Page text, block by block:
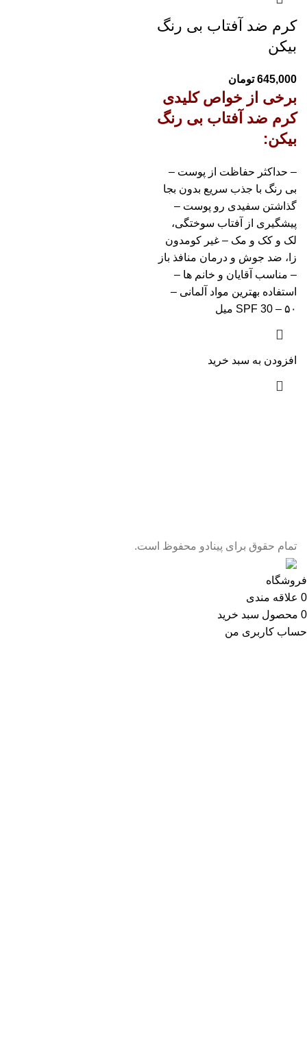
کرم ضد آفتاب بی رنگ
بیکن
645,000 تومان
برخی از خواص کلیدی
کرم ضد آفتاب بی رنگ
بیکن:
– حداکثر حفاظت از پوست –
بی رنگ با جذب سریع بدون بجا
گذاشتن سفیدی رو پوست –
پیشگیری از آفتاب سوختگی،
لک و کک و مک – غیر کومدون
زا، ضد جوش و درمان منافذ باز
– مناسب آقایان و خانم ها –
استفاده بهترین مواد آلمانی –
SPF 30 – ۵۰ میل
افزودن به سبد خرید
تمام حقوق برای پینادو محفوظ است.
فروشگاه
0 علاقه مندی
0 محصول سبد خرید
حساب کاربری من